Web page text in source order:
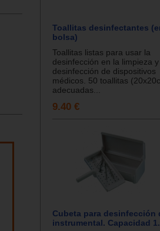
Toallitas desinfectantes
bolsa)
Toallitas listas para usar la
desinfección en la limpieza y
desinfección de dispositivos
médicos. 50 toallitas
adecuadas...
9.40 €
Cubeta para desinfección
instrumental. Capacidad